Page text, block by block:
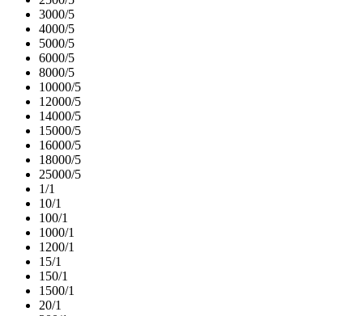
3000/5
4000/5
5000/5
6000/5
8000/5
10000/5
12000/5
14000/5
15000/5
16000/5
18000/5
25000/5
1/1
10/1
100/1
1000/1
1200/1
15/1
150/1
1500/1
20/1